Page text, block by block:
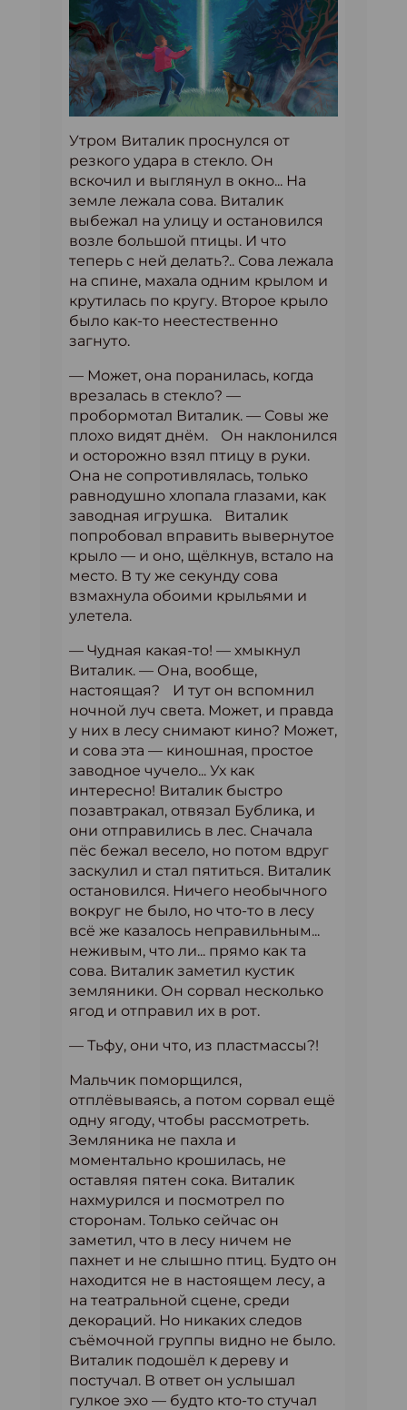
Утром Виталик проснулся от
резкого удара в стекло. Он
вскочил и выглянул в окно... На
земле лежала сова. Виталик
выбежал на улицу и остановился
возле большой птицы. И что
теперь с ней делать?.. Сова лежала
на спине, махала одним крылом и
крутилась по кругу. Второе крыло
было как-то неестественно
загнуто.
— Может, она поранилась, когда
врезалась в стекло? —
пробормотал Виталик. — Совы же
плохо видят днём. Он наклонился
и осторожно взял птицу в руки.
Она не сопротивлялась, только
равнодушно хлопала глазами, как
заводная игрушка. Виталик
попробовал вправить вывернутое
крыло — и оно, щёлкнув, встало на
место. В ту же секунду сова
взмахнула обоими крыльями и
улетела.
— Чудная какая-то! — хмыкнул
Виталик. — Она, вообще,
настоящая? И тут он вспомнил
ночной луч света. Может, и правда
у них в лесу снимают кино? Может,
и сова эта — киношная, простое
заводное чучело... Ух как
интересно! Виталик быстро
позавтракал, отвязал Бублика, и
они отправились в лес. Сначала
пёс бежал весело, но потом вдруг
заскулил и стал пятиться. Виталик
остановился. Ничего необычного
вокруг не было, но что-то в лесу
всё же казалось неправильным...
неживым, что ли... прямо как та
сова. Виталик заметил кустик
земляники. Он сорвал несколько
ягод и отправил их в рот.
— Тьфу, они что, из пластмассы?!
Мальчик поморщился,
отплёвываясь, а потом сорвал ещё
одну ягоду, чтобы рассмотреть.
Земляника не пахла и
моментально крошилась, не
оставляя пятен сока. Виталик
нахмурился и посмотрел по
сторонам. Только сейчас он
заметил, что в лесу ничем не
пахнет и не слышно птиц. Будто он
находится не в настоящем лесу, а
на театральной сцене, среди
декораций. Но никаких следов
съёмочной группы видно не было.
Виталик подошёл к дереву и
постучал. В ответ он услышал
гулкое эхо — будто кто-то стучал